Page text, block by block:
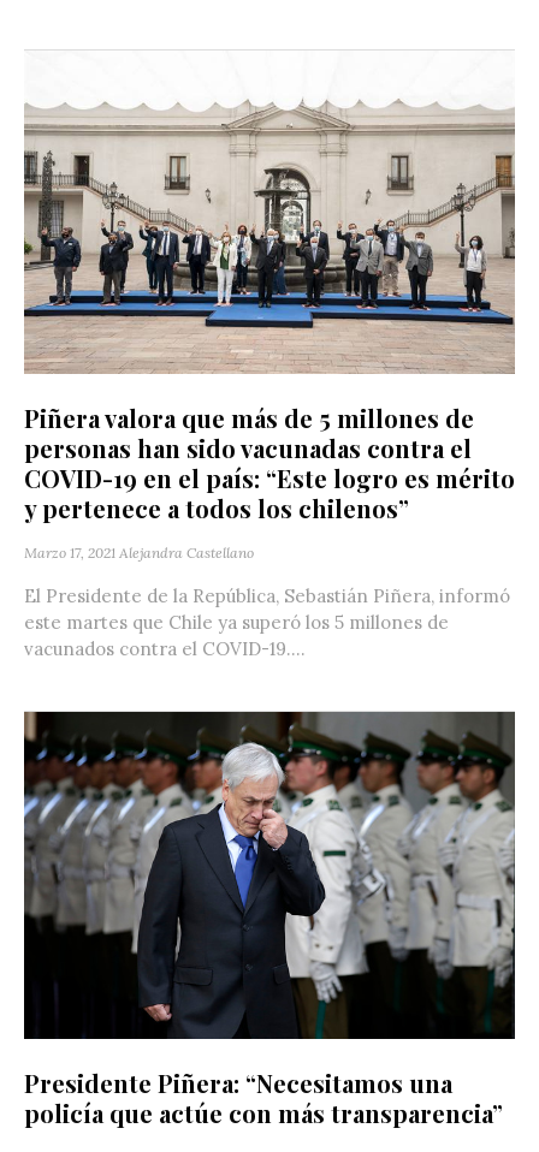
Piñera valora que más de 5 millones de
personas han sido vacunadas contra el
COVID-19 en el país: “Este logro es mérito
y pertenece a todos los chilenos”
Marzo 17, 2021 Alejandra Castellano
El Presidente de la República, Sebastián Piñera, informó
este martes que Chile ya superó los 5 millones de
vacunados contra el COVID-19....
Presidente Piñera: “Necesitamos una
policía que actúe con más transparencia”